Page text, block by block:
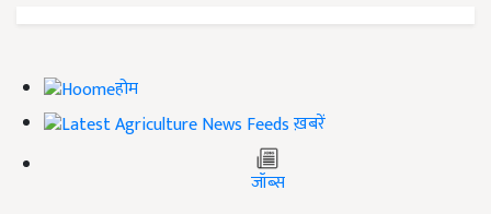
होम
ख़बरें
जॉब्स